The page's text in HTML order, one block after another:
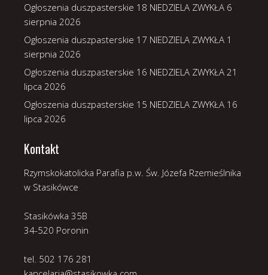
Ogłoszenia duszpasterskie 18 NIEDZIELA ZWYKŁA 6
sierpnia 2026
Ogłoszenia duszpasterskie 17 NIEDZIELA ZWYKŁA 1
sierpnia 2026
Ogłoszenia duszpasterskie 16 NIEDZIELA ZWYKŁA 21
lipca 2026
Ogłoszenia duszpasterskie 15 NIEDZIELA ZWYKŁA 16
lipca 2026
Kontakt
Rzymskokatolicka Parafia p.w. Św. Józefa Rzemieślnika
w Stasikówce
Stasikówka 35B
34-520 Poronin
tel. 502 176 281